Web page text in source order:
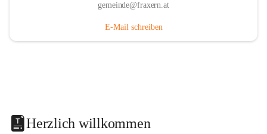
gemeinde@fraxern.at
E-Mail schreiben
Herzlich willkommen